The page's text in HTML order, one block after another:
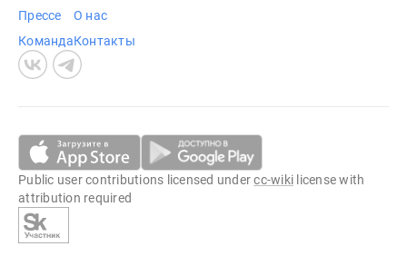
Прессе
Команда
О нас
Контакты
Public user contributions licensed undercc-wiki license with
attribution required